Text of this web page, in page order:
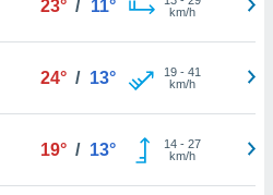
23° / 11°
km/h
24° / 13° 19- 41
km/h
19° / 13° 14- 27
km/h